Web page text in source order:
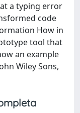
a typing error
code
How in
tool that
an example
Wiley Sons,